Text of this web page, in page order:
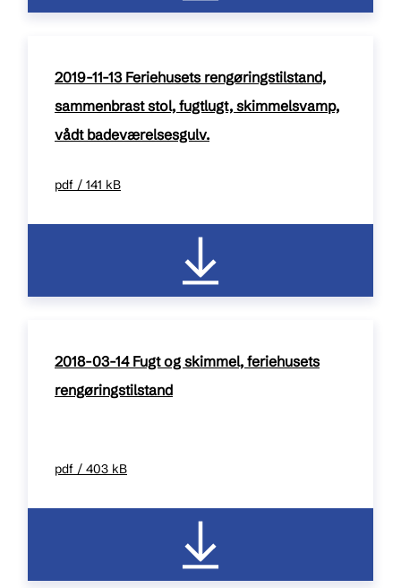
2019-11-13 Feriehusets rengøringstilstand,
sammenbrast stol, fugtlugt, skimmelsvamp,
vådt badeværelsesgulv.
pdf / 141 kB
2018-03-14 Fugt og skimmel, feriehusets
rengøringstilstand
pdf / 403 kB